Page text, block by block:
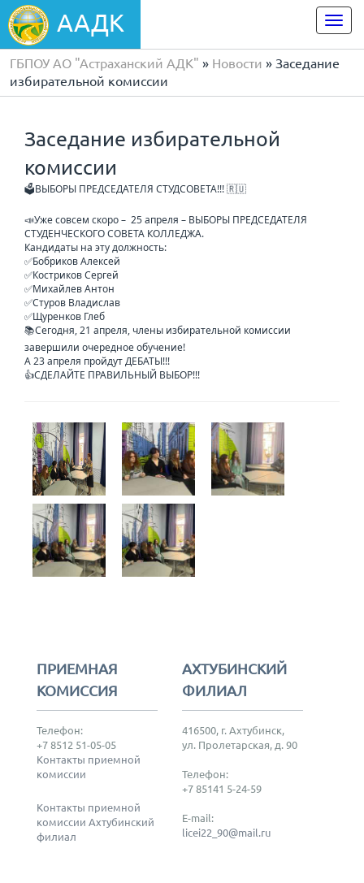
ААДК
ГБПОУ АО "Астраханский АДК" » Новости » Заседание
избирательной комиссии
Заседание избирательной
комиссии
🗳️ВЫБОРЫ ПРЕДСЕДАТЕЛЯ СТУДСОВЕТА!!! 🇷🇺
📣Уже совсем скоро – 25 апреля – ВЫБОРЫ ПРЕДСЕДАТЕЛЯ
СТУДЕНЧЕСКОГО СОВЕТА КОЛЛЕДЖА.
Кандидаты на эту должность:
✅Бобриков Алексей
✅Костриков Сергей
✅Михайлев Антон
✅Стуров Владислав
✅Щуренков Глеб
📚Сегодня, 21 апреля, члены избирательной комиссии
завершили очередное обучение!
А 23 апреля пройдут ДЕБАТЫ!!!
👍СДЕЛАЙТЕ ПРАВИЛЬНЫЙ ВЫБОР!!!
ПРИЕМНАЯ
КОМИССИЯ
Телефон:
+7 8512 51-05-05
Контакты приемной
комиссии
Контакты приемной
комиссии Ахтубинский
филиал
АХТУБИНСКИЙ
ФИЛИАЛ
416500, г. Ахтубинск,
ул. Пролетарская, д. 90
Телефон:
+7 85141 5-24-59
E-mail:
licei22_90@mail.ru